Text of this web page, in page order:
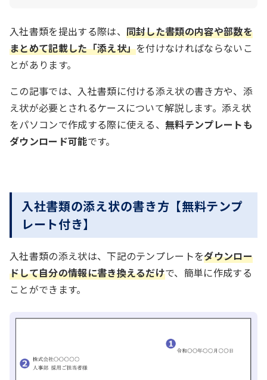
入社書類を提出する際は、 同封した書類の内容や部数を
まとめて記載した「添え状」を付けなければならないこ
とがあります。
この記事では、入社書類に付ける添え状の書き方や、添
え状が必要とされるケースについて解説します。添え状
をパソコンで作成する際に使える、無料テンプレートも
ダウンロード可能です。
入社書類の添え状の書き方【無料テンプ
レート付き】
入社書類の添え状は、下記のテンプレートをダウンロー
ドして自分の情報に書き換えるだけで、簡単に作成する
ことができます。